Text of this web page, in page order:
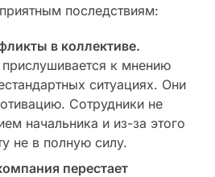
последствиям:
в коллективе.
к мнению
ситуациях. Они
Сотрудники не
начальника и из-за этого
не в полную силу.
перестает